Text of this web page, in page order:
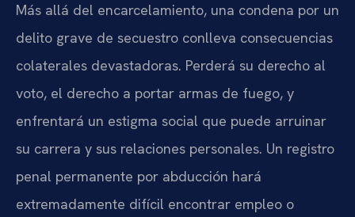
Más allá del encarcelamiento, una condena por un
delito grave de secuestro conlleva consecuencias
colaterales devastadoras. Perderá su derecho al
voto, el derecho a portar armas de fuego, y
enfrentará un estigma social que puede arruinar
su carrera y sus relaciones personales. Un registro
penal permanente por abducción hará
extremadamente difícil encontrar empleo o